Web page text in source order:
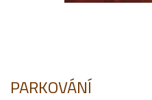
PARKOVÁNÍ